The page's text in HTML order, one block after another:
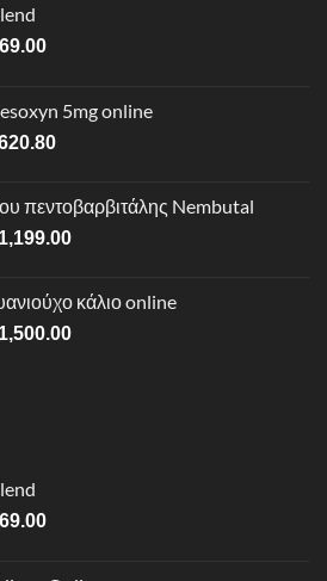
Η
είναι:
€169.00.
5mg online
Price
through
€620.80
πεντοβαρβιτάλης Nembutal
1,199.00Price
through
€1,199.00
κάλιο online
1,500.00Price
Η